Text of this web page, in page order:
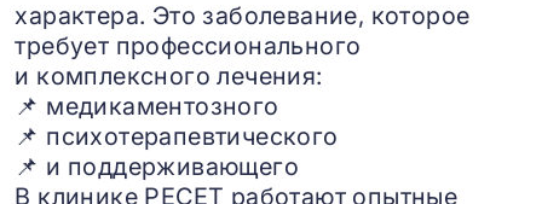
характера. Это заболевание, которое
требует профессионального
и комплексного лечения:
📌 медикаментозного
📌 психотерапевтического
📌 и поддерживающего
В клинике РЕСЕТ работают опытные